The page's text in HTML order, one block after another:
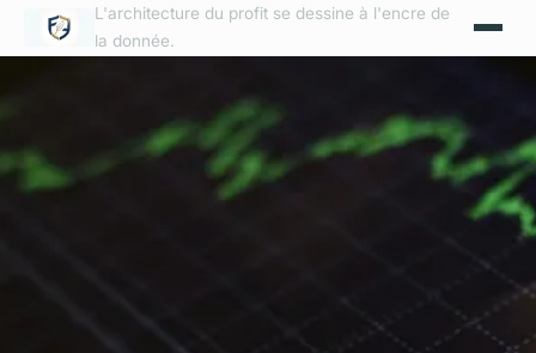
L'architecture du profit se dessine à l'encre de
la donnée.